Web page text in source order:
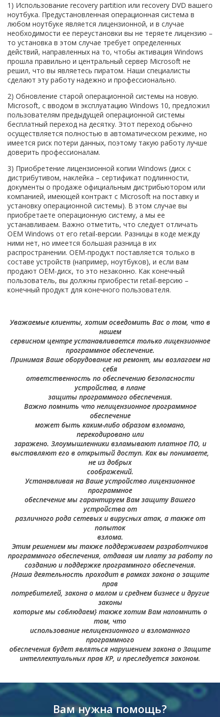
1) Использование recovery partition или recovery DVD вашего
ноутбука. Предустановленная операционная система в
любом ноутбуке является лицензионной, и в случае
необходимости ее переустановки вы не теряете лицензию –
то установка в этом случае требует определенных
действий, направленных на то, чтобы активация Windows
прошла правильно и центральный сервер Microsoft не
решил, что вы являетесь пиратом. Наши специалисты
сделают эту работу надежно и профессионально.
2) Обновление старой операционной системы на новую.
Microsoft, с вводом в эксплуатацию Windows 10, предложил
пользователям предыдущей операционной системы
бесплатный переход на десятку. Этот переход обычно
осуществляется полностью в автоматическом режиме, но
имеется риск потери данных, поэтому такую работу лучше
доверить профессионалам.
3) Приобретение лицензионной копии Windows (диск с
дистрибутивом, наклейка – сертификат подлинности,
документы о продаже официальным дистрибьютором или
компанией, имеющей контракт с Microsoft на поставку и
установку операционной системы). В этом случае вы
приобретаете операционную систему, а мы ее
устанавливаем. Важно отметить, что следует отличать
ОЕМ Windows от его retail-версии. Разницы в коде между
ними нет, но имеется большая разница в их
распространении. ОЕМ-продукт поставляется только в
составе устройств (например, ноутбуков), и если вам
продают ОЕМ-диск, то это незаконно. Как конечный
пользователь, вы должны приобрести retail-версию –
конечный продукт для конечного пользователя.
Уважаемые клиенты, хотим осведомить Вас о том, что в
нашем
сервисном центре устанавливается только лицензионное
программное обеспечение.
Принимая Ваше оборудование на ремонт, мы возлагаем на
себя
ответственность по обеспечению безопасности
устройства, в плане
защиты программного обеспечения.
Важно помнить что нелицензионное программное
обеспечение
может быть каким-либо образом взломано,
перекодировано или
заражено. Злоумышленники взламывают платное ПО, и
выставляют его в открытый доступ. Как вы понимаете,
не из добрых
соображений.
Устанавливая на Ваше устройство лицензионное
программное
обеспечение мы гарантируем Вам защиту Вашего
устройства от
различного рода сетевых и вирусных атак, а также от
попыток
взлома.
Этим решением мы также поддерживаем разработчиков
программного обеспечения, отдавая им плату за работу по
созданию и поддержке программного обеспечения.
{Наша деятельность проходит в рамках закона о защите
прав
потребителей, закона о малом и среднем бизнесе и другие
законы
которые мы соблюдаем} также хотим Вам напомнить о
том, что
использование нелицензионного и взломанного
программного
обеспечения будет являться нарушением закона о Защите
интеллектуальных прав КР, и преследуется законом.
Вам нужна помощь?